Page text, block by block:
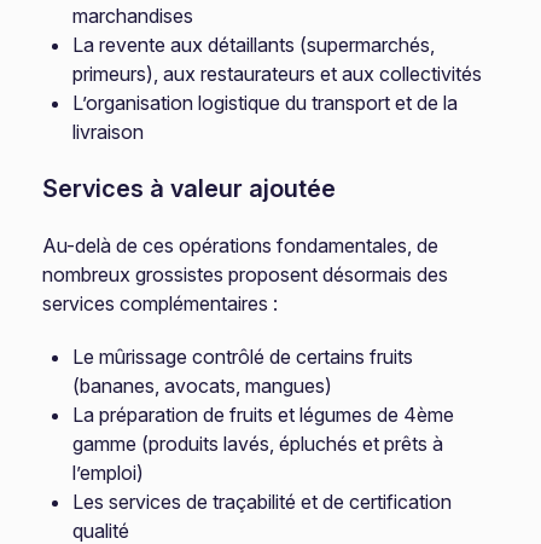
marchandises
La revente aux détaillants (supermarchés,
primeurs), aux restaurateurs et aux collectivités
L’organisation logistique du transport et de la
livraison
Services à valeur ajoutée
Au-delà de ces opérations fondamentales, de
nombreux grossistes proposent désormais des
services complémentaires :
Le mûrissage contrôlé de certains fruits
(bananes, avocats, mangues)
La préparation de fruits et légumes de 4ème
gamme (produits lavés, épluchés et prêts à
l’emploi)
Les services de traçabilité et de certification
qualité